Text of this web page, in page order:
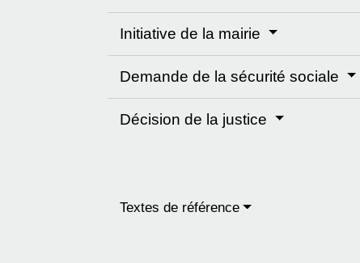
Initiative de la mairie
Demande de la sécurité sociale
Décision de la justice
Textes de référence